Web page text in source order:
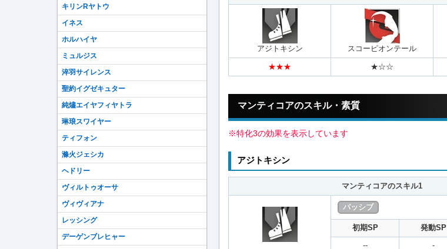
アジトキシン スコーピオンテール
マンティコアのスキル・素質
※特化3の効果を表示しています
アジトキシン
マンティコアのスキル1
パッシブ
初期SP 発動SP
-- -
キリンRヤトウ
イネス
ホルハイヤ
ミュルジス
淬羽サイレンス
聖約イグゼキュター
純燼エイヤフィヤトラ
琳琅スワイヤー
ティフォン
滌火ジェシカ
ヘドリー
ヴィルトゥオーサ
ヴィヴィアナ
レッシング
デーゲンブレヒャー